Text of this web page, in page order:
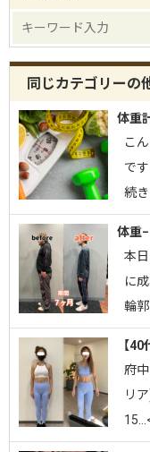
同じカテゴリーの
体重
こ
で
続
体重
本
に
輪
【
府
リ